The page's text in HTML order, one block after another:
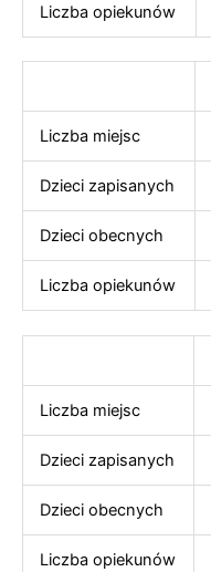
Liczba opiekunów
Liczba miejsc
Dzieci zapisanych
Dzieci obecnych
Liczba opiekunów
Liczba miejsc
Dzieci zapisanych
Dzieci obecnych
Liczba opiekunów